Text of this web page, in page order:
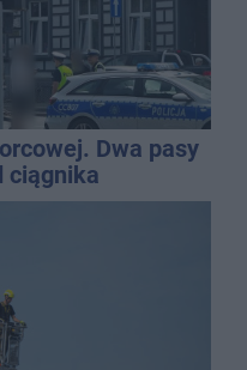
Dwa pasy
ciągnika